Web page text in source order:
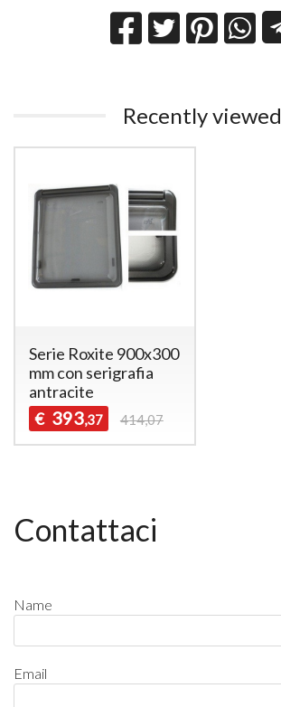
Recently viewed
Serie Roxite 900x300
mm con serigrafia
antracite
€ 393,37 414,07
Contattaci
Name
Email